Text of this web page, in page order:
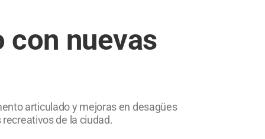
nuevas
articulado y mejoras en desagües
de la ciudad.